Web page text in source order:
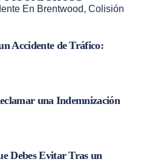
En Brentwood, Colisión
Accidente de Tráfico:
una Indemnización
Debes Evitar Tras un